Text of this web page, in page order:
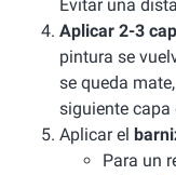
Evitar una
Aplicar 2-3
pintura se
se queda
siguiente capa
Aplicar el
Para un